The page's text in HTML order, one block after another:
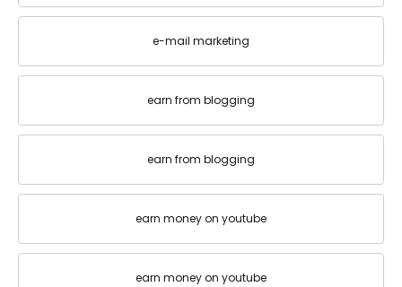
e-mail marketing
earn from blogging
earn from blogging
earn money on youtube
earn money on youtube